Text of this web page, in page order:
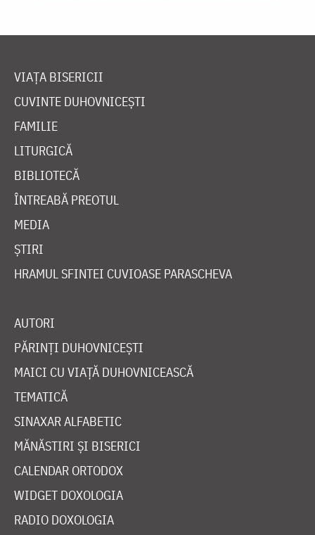
VIAȚA BISERICII
CUVINTE DUHOVNICEȘTI
FAMILIE
LITURGICĂ
BIBLIOTECĂ
ÎNTREABĂ PREOTUL
MEDIA
ȘTIRI
HRAMUL SFINTEI CUVIOASE PARASCHEVA
AUTORI
PĂRINȚI DUHOVNICEȘTI
MAICI CU VIAȚĂ DUHOVNICEASCĂ
TEMATICĂ
SINAXAR ALFABETIC
MĂNĂSTIRI ȘI BISERICI
CALENDAR ORTODOX
WIDGET DOXOLOGIA
RADIO DOXOLOGIA